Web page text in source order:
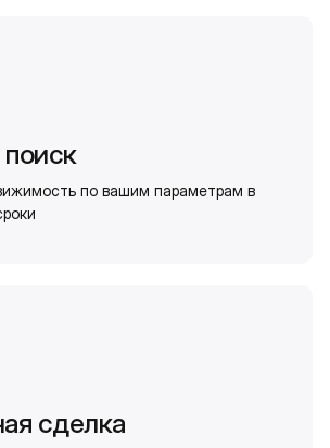
по вашим параметрам в
сделка